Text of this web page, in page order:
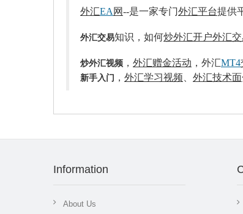
外汇EA网--是一家专门外汇平台提供
外汇交易知识，如何炒外汇开户外汇
炒外汇视频 ， 外汇赠金活动 ，外汇MT4
新手入门 ， 外汇学习视频、 外汇技术面
Information
About Us